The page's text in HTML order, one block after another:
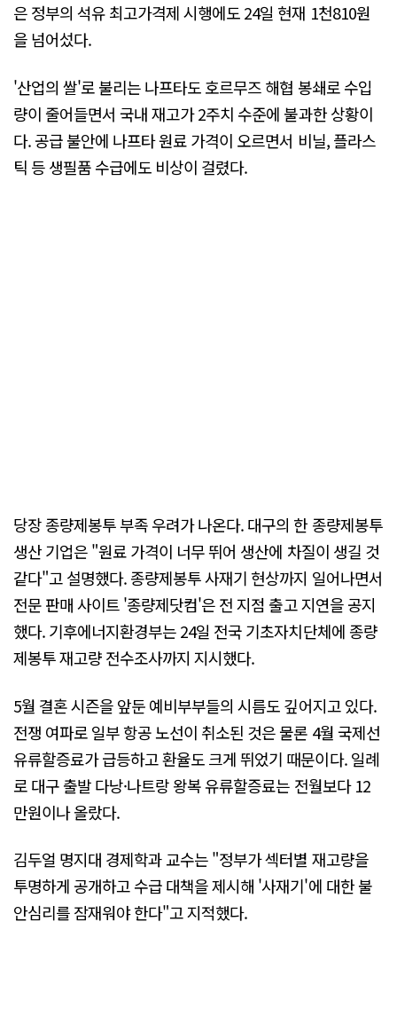
은 정부의 석유 최고가격제 시행에도 24일 현재 1천810원
을 넘어섰다.
'산업의 쌀'로 불리는 나프타도 호르무즈 해협 봉쇄로 수입
량이 줄어들면서 국내 재고가 2주치 수준에 불과한 상황이
다. 공급 불안에 나프타 원료 가격이 오르면서 비닐, 플라스
틱 등 생필품 수급에도 비상이 걸렸다.
당장 종량제봉투 부족 우려가 나온다. 대구의 한 종량제봉투
생산 기업은 "원료 가격이 너무 뛰어 생산에 차질이 생길 것
같다"고 설명했다. 종량제봉투 사재기 현상까지 일어나면서
전문 판매 사이트 '종량제닷컴'은 전 지점 출고 지연을 공지
했다. 기후에너지환경부는 24일 전국 기초자치단체에 종량
제봉투 재고량 전수조사까지 지시했다.
5월 결혼 시즌을 앞둔 예비부부들의 시름도 깊어지고 있다.
전쟁 여파로 일부 항공 노선이 취소된 것은 물론 4월 국제선
유류할증료가 급등하고 환율도 크게 뛰었기 때문이다. 일례
로 대구 출발 다낭·나트랑 왕복 유류할증료는 전월보다 12
만원이나 올랐다.
김두얼 명지대 경제학과 교수는 "정부가 섹터별 재고량을
투명하게 공개하고 수급 대책을 제시해 '사재기'에 대한 불
안심리를 잠재워야 한다"고 지적했다.